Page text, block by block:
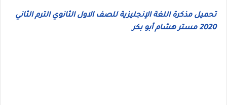
تحميل مذكرة اللغة الإنجليزية للصف الاول الثانوي الترم الثاني
2020 مستر هشام أبو بكر